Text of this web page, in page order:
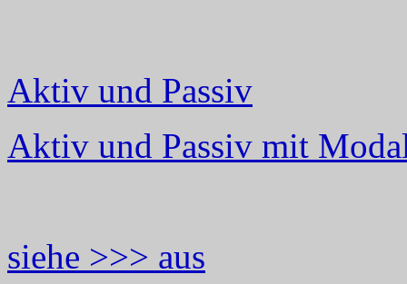
Aktiv und Passiv
Aktiv und Passiv mit
siehe >>> aus